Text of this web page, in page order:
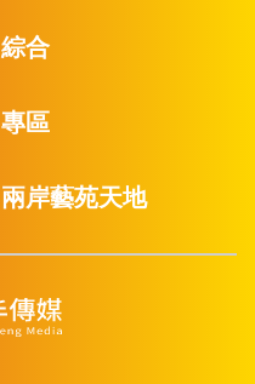
綜合
專區
兩岸藝苑天地